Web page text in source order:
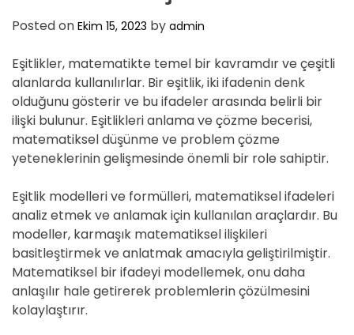
Posted on Ekim 15, 2023 by admin
Eşitlikler, matematikte temel bir kavramdır ve çeşitli
alanlarda kullanılırlar. Bir eşitlik, iki ifadenin denk
olduğunu gösterir ve bu ifadeler arasında belirli bir
ilişki bulunur. Eşitlikleri anlama ve çözme becerisi,
matematiksel düşünme ve problem çözme
yeteneklerinin gelişmesinde önemli bir role sahiptir.
Eşitlik modelleri ve formülleri, matematiksel ifadeleri
analiz etmek ve anlamak için kullanılan araçlardır. Bu
modeller, karmaşık matematiksel ilişkileri
basitleştirmek ve anlatmak amacıyla geliştirilmiştir.
Matematiksel bir ifadeyi modellemek, onu daha
anlaşılır hale getirerek problemlerin çözülmesini
kolaylaştırır.